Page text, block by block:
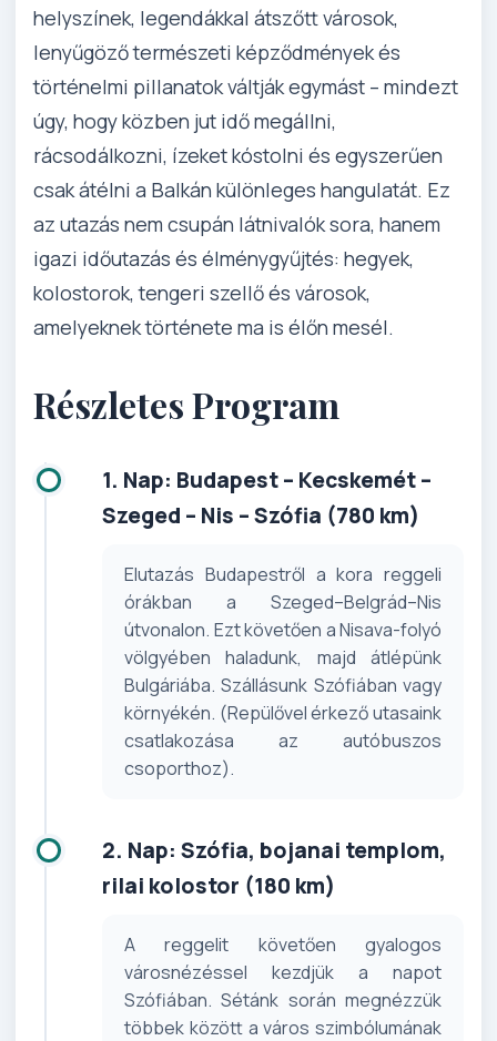
helyszínek, legendákkal átszőtt városok,
lenyűgöző természeti képződmények és
történelmi pillanatok váltják egymást – mindezt
úgy, hogy közben jut idő megállni,
rácsodálkozni, ízeket kóstolni és egyszerűen
csak átélni a Balkán különleges hangulatát. Ez
az utazás nem csupán látnivalók sora, hanem
igazi időutazás és élménygyűjtés: hegyek,
kolostorok, tengeri szellő és városok,
amelyeknek története ma is élőn mesél.
Részletes Program
1. Nap: Budapest – Kecskemét –
Szeged – Nis – Szófia (780 km)
Elutazás Budapestről a kora reggeli
órákban a Szeged–Belgrád–Nis
útvonalon. Ezt követően a Nisava-folyó
völgyében haladunk, majd átlépünk
Bulgáriába. Szállásunk Szófiában vagy
környékén. (Repülővel érkező utasaink
csatlakozása az autóbuszos
csoporthoz).
2. Nap: Szófia, bojanai templom,
rilai kolostor (180 km)
A reggelit követően gyalogos
városnézéssel kezdjük a napot
Szófiában. Sétánk során megnézzük
többek között a város szimbólumának